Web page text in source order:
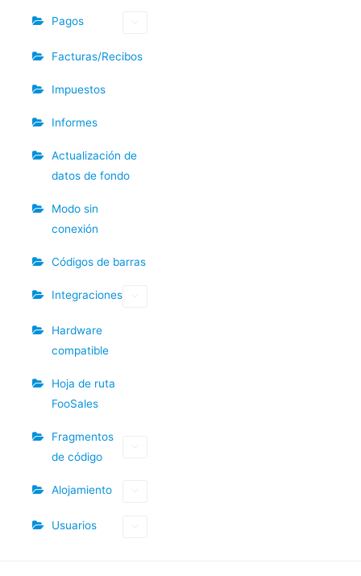
Pagos
Facturas/Recibos
Impuestos
Informes
Actualización de
datos de fondo
Modo sin
conexión
Códigos de barras
Integraciones
Hardware
compatible
Hoja de ruta
FooSales
Fragmentos
de código
Alojamiento
Usuarios